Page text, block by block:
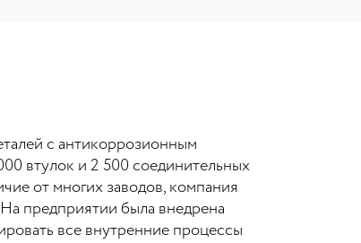
с антикоррозионным
втулок и 2 500 соединительных
от многих заводов, компания
предприятии была внедрена
все внутренние процессы